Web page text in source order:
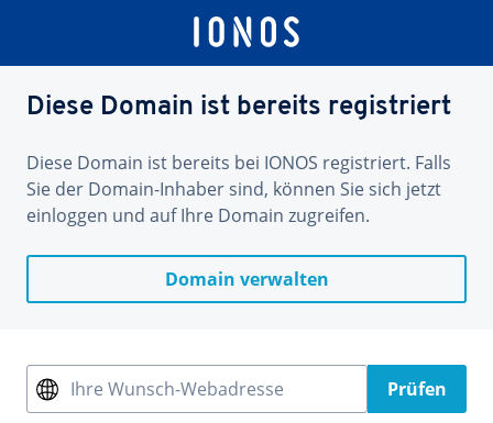
Diese Domain ist bereits registriert
Diese Domain ist bereits bei IONOS registriert. Falls
Sie der Domain-Inhaber sind, können Sie sich jetzt
einloggen und auf Ihre Domain zugreifen.
Domain verwalten
Ihre Wunsch-Webadresse Prüfen